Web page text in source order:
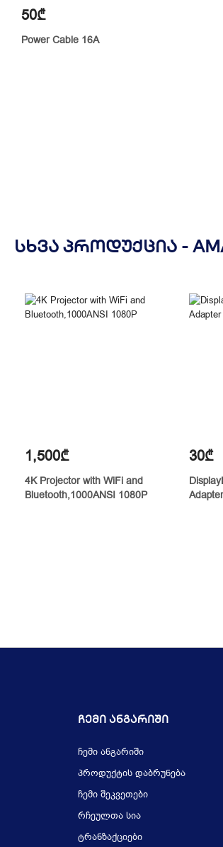
50₾
Power Cable 16A
ᲡᲮᲕᲐ ᲞᲠᲝᲓᲣᲥᲪᲘᲐ -
1,500₾
4K Projector with WiFi and
Bluetooth,1000ANSI 1080P
30₾
Ჩემი Ანგარიში
ჩემი ანგარიში
პროდუქტის დაბრუნება
ჩემი შეკვეთები
რჩეულთა სია
ტრანზაქციები